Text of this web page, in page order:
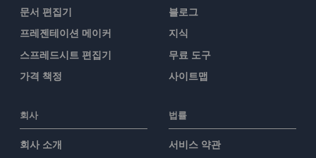
문서 편집기
프레젠테이션 메이커
스프레드시트 편집기
가격 책정
블로그
지식
무료 도구
사이트맵
회사
회사 소개
법률
서비스 약관